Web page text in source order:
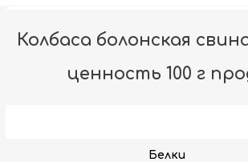
Колбаса болонская
ценность 100 г
Белки